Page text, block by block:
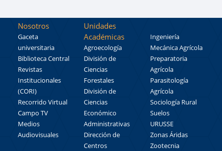
Nosotros
Gaceta
universitaria
Biblioteca Central
Revistas
Institucionales
(CORI)
Recorrido Virtual
Campo TV
Medios
Audiovisuales
Unidades
Académicas
Agroecología
División de
Ciencias
Forestales
División de
Ciencias
Económico
Administrativas
Dirección de
Centros
Ingeniería
Mecánica Agrícola
Preparatoria
Agrícola
Parasitología
Agrícola
Sociología Rural
Suelos
URUSSE
Zonas Áridas
Zootecnia